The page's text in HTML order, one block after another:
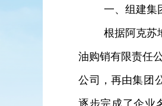
一、组建集
根据阿克苏
油购销有限责任
公司
，再由集团
逐步完成了企业